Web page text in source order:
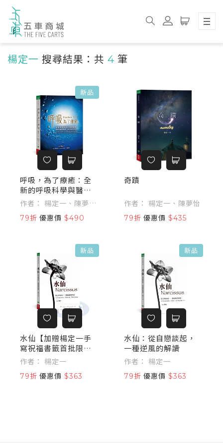
楊定一 搜尋結果：共 4 筆
新品
呼吸，為了療癒：全
新的呼吸科學與醫
學，透過清醒的呼
吸，徹底轉化身心
作者： 楊定一、陳夢
怡、馬奕安（Jan
Martel）
79折 優惠價 $490
奇蹟
作者： 楊定一、陳夢怡
79折 優惠價 $435
新品
水仙【加贈楊定一手
寫祝福書籤首批限量
版】：從自戀談起，
一種逆風的解讀
作者： 楊定一
79折 優惠價 $363
新品
水仙：從自戀談起，
一種逆風的解讀
作者： 楊定一
79折 優惠價 $363